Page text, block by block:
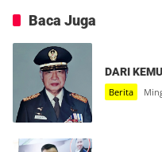
Baca Juga
DARI
Berita